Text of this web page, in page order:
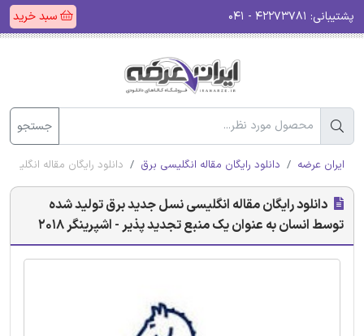
پشتیبانی: سبد خرید
جستجو
ایران عرضه دانلود رایگان مقاله انگلیسی برق دانلود رایگان مقاله
دانلود رایگان مقاله انگلیسی نسل جدید برق تولید شده
توسط انسان به عنوان یک منبع تجدید پذیر - اشپرینگر 2018